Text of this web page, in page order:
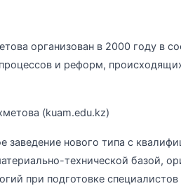
организован в 2000 году в
и реформ,
нового типа с
технической базой,
при подготовке